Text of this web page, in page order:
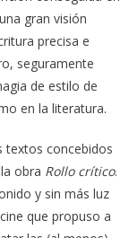
gran visión
precisa e
seguramente
de estilo de
en la literatura.
textos concebidos
obra Rollo crítico.
y sin más luz
que propuso a